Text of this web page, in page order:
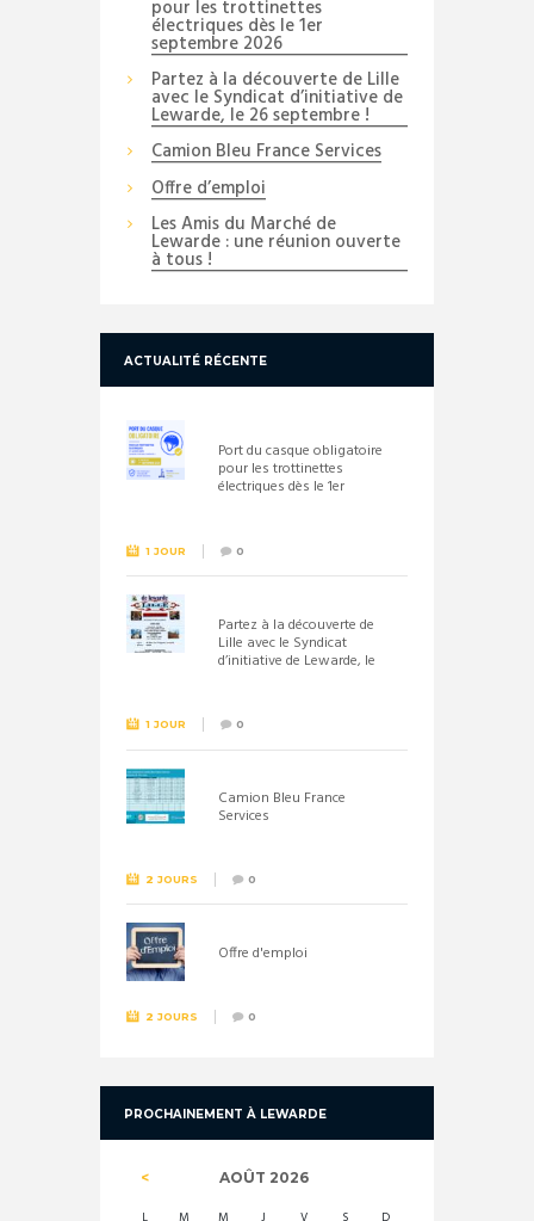
pour les trottinettes
électriques dès le 1er
septembre 2026
Partez à la découverte de Lille
avec le Syndicat d’initiative de
Lewarde, le 26 septembre !
Camion Bleu France Services
Offre d’emploi
Les Amis du Marché de
Lewarde : une réunion ouverte
à tous !
ACTUALITÉ RÉCENTE
Port du casque obligatoire
pour les trottinettes
électriques dès le 1er
1 JOUR 0
Partez à la découverte de
Lille avec le Syndicat
d’initiative de Lewarde, le
1 JOUR 0
Camion Bleu France
Services
2 JOURS 0
Offre d'emploi
2 JOURS 0
PROCHAINEMENT À LEWARDE
AOÛT 2026